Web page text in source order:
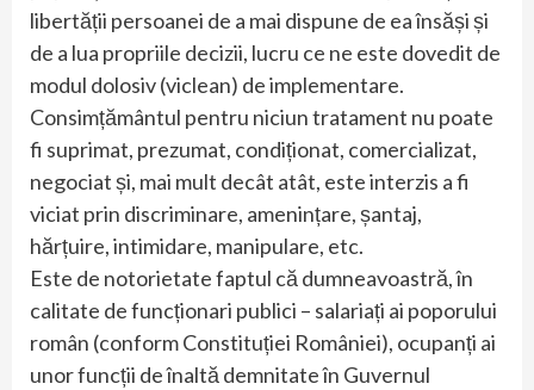
libertății persoanei de a mai dispune de ea însăși și
de a lua propriile decizii, lucru ce ne este dovedit de
modul dolosiv (viclean) de implementare.
Consimțământul pentru niciun tratament nu poate
fi suprimat, prezumat, condiționat, comercializat,
negociat și, mai mult decât atât, este interzis a fi
viciat prin discriminare, amenințare, șantaj,
hărțuire, intimidare, manipulare, etc.
Este de notorietate faptul că dumneavoastră, în
calitate de funcționari publici – salariați ai poporului
român (conform Constituției României), ocupanți ai
unor funcții de înaltă demnitate în Guvernul